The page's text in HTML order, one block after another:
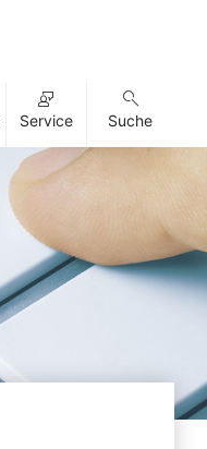
Service Suche